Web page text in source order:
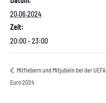
20.06.2024
Zeit:
20:00 - 23:00
Mitfiebern und Mitjubeln bei der UEFA
Euro 2024